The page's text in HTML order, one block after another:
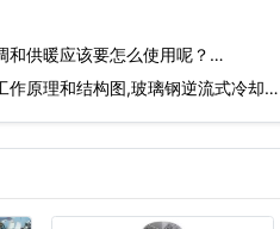
和供暖应该要怎么使用呢？…
作原理和结构图,玻璃钢逆流式冷却